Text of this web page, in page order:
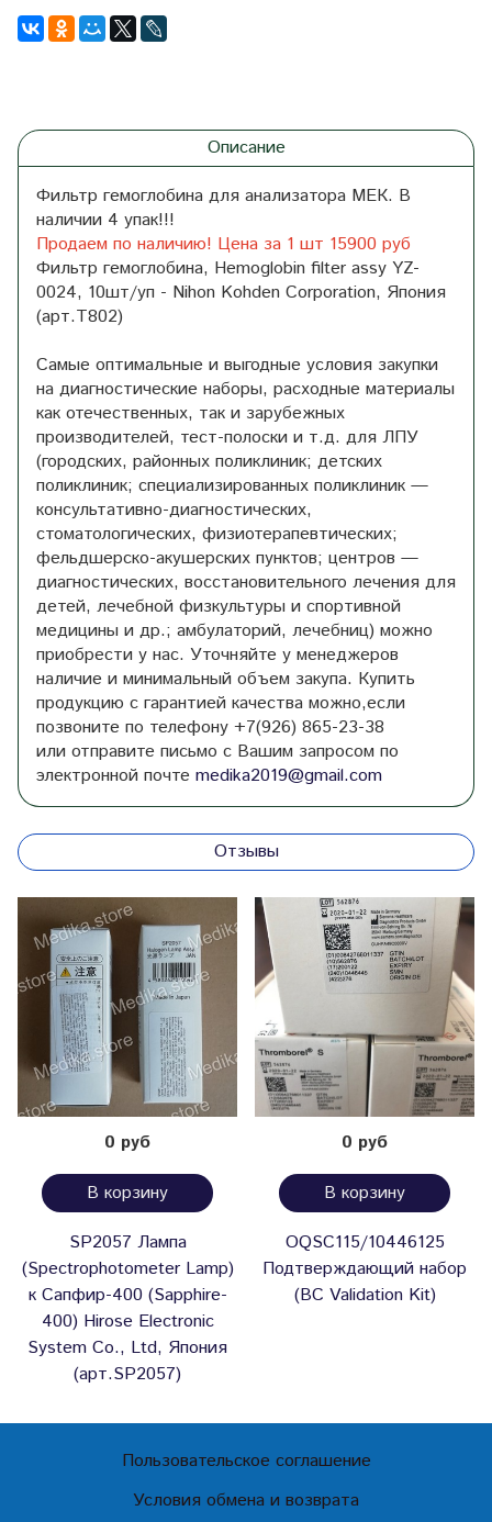
Описание
Фильтр гемоглобина для анализатора МЕК. В
наличии 4 упак!!!
Продаем по наличию! Цена за 1 шт 15900 руб
Фильтр гемоглобина, Hemoglobin filter assy YZ-
0024, 10шт/уп - Nihon Kohden Corporation, Япония
(арт.T802)
Самые оптимальные и выгодные условия закупки
на диагностические наборы, расходные материалы
как отечественных, так и зарубежных
производителей, тест-полоски и т.д. для ЛПУ
(городских, районных поликлиник; детских
поликлиник; специализированных поликлиник —
консультативно-диагностических,
стоматологических, физиотерапевтических;
фельдшерско-акушерских пунктов; центров —
диагностических, восстановительного лечения для
детей, лечебной физкультуры и спортивной
медицины и др.; амбулаторий, лечебниц) можно
приобрести у нас. Уточняйте у менеджеров
наличие и минимальный объем закупа. Купить
продукцию с гарантией качества можно,если
позвоните по телефону +7(926) 865-23-38
или отправите письмо с Вашим запросом по
электронной почте medika2019@gmail.com
Отзывы
0 руб
В корзину
SP2057 Лампа
(Spectrophotometer Lamp)
к Сапфир-400 (Sapphire-
400) Hirose Electronic
System Co., Ltd, Япония
(арт.SP2057)
0 руб
В корзину
OQSC115/10446125
Подтверждающий набор
(BC Validation Kit)
Пользовательское соглашение
Условия обмена и возврата